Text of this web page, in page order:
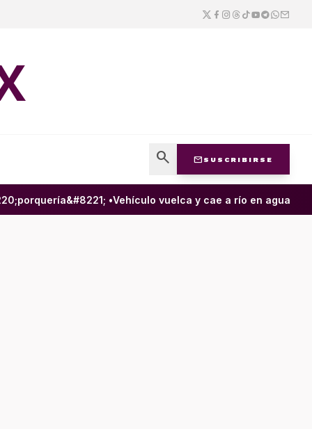
search mail SUSCRIBIRSE
•Vehículo vuelca y cae a río en aguas